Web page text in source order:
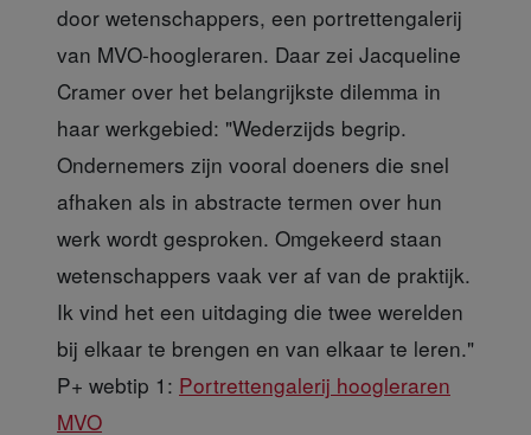
door wetenschappers, een portrettengalerij
van MVO-hoogleraren. Daar zei Jacqueline
Cramer over het belangrijkste dilemma in
haar werkgebied: "Wederzijds begrip.
Ondernemers zijn vooral doeners die snel
afhaken als in abstracte termen over hun
werk wordt gesproken. Omgekeerd staan
wetenschappers vaak ver af van de praktijk.
Ik vind het een uitdaging die twee werelden
bij elkaar te brengen en van elkaar te leren."
P+ webtip 1: Portrettengalerij hoogleraren
MVO